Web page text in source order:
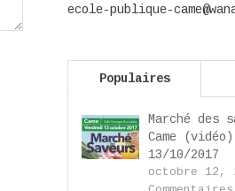
ecole-publique-
Populaires
Marché des
Came
13/10/2017
octobre 12,